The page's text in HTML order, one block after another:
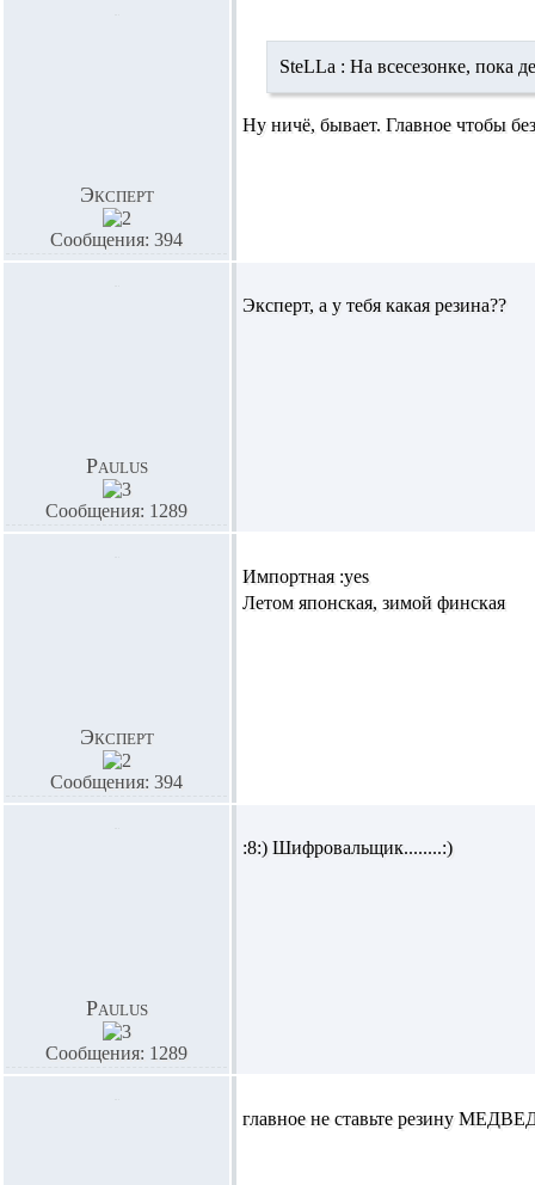
Эксперт
Сообщения: 394
SteLLa : На всесезонке, пока
Ну ничё, бывает. Главное чтобы
Paulus
Сообщения: 1289
Эксперт, а у тебя какая резина??
Эксперт
Сообщения: 394
Импортная :yes
Летом японская, зимой финская
Paulus
Сообщения: 1289
:8:) Шифровальщик........:)
главное не ставьте резину